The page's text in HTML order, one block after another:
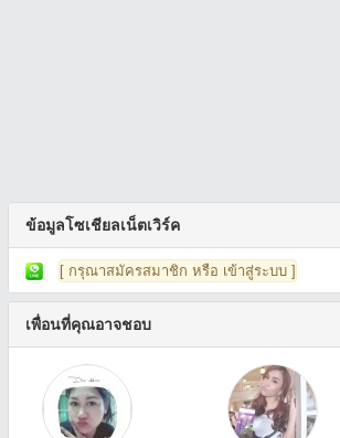
ข้อมูลโซเชียลเน็ตเวิร์ค
[ กรุณาสมัครสมาชิก หรือ เข้าสู่ระบบ ]
เพื่อนที่คุณอาจชอบ